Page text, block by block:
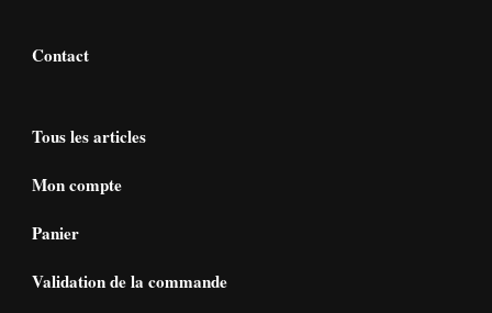
Contact
Tous les articles
Mon compte
Panier
Validation de la commande